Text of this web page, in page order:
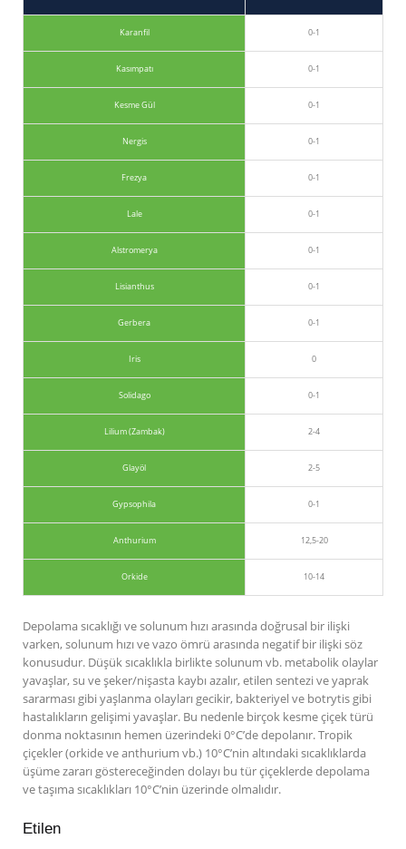
Karanfil 0-1
Kasımpatı 0-1
Kesme Gül 0-1
Nergis 0-1
Frezya 0-1
Lale 0-1
Alstromerya 0-1
Lisianthus 0-1
Gerbera 0-1
Iris 0
Solidago 0-1
Lilium (Zambak) 2-4
Glayöl 2-5
Gypsophila 0-1
Anthurium 12,5-20
Orkide 10-14
Depolama sıcaklığı ve solunum hızı arasında doğrusal bir ilişki
varken, solunum hızı ve vazo ömrü arasında negatif bir ilişki söz
konusudur. Düşük sıcaklıkla birlikte solunum vb. metabolik olaylar
yavaşlar, su ve şeker/nişasta kaybı azalır, etilen sentezi ve yaprak
sararması gibi yaşlanma olayları gecikir, bakteriyel ve botrytis gibi
hastalıkların gelişimi yavaşlar. Bu nedenle birçok kesme çiçek türü
donma noktasının hemen üzerindeki 0°C’de depolanır. Tropik
çiçekler (orkide ve anthurium vb.) 10°C’nin altındaki sıcaklıklarda
üşüme zararı göstereceğinden dolayı bu tür çiçeklerde depolama
ve taşıma sıcaklıkları 10°C’nin üzerinde olmalıdır.
Etilen